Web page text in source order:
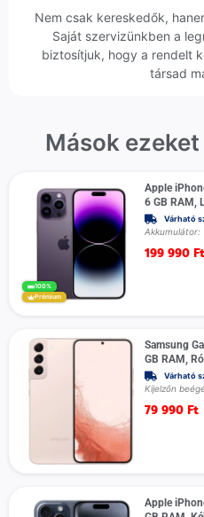
Nem csak kereskedők,
Saját szervizünkben a
biztosítjuk, hogy a rendelt
társad
Mások
100%
Prémium
Apple
6 GB RAM,
Várható
Akkumulátor:
199 990 Ft
Samsung
GB RAM,
Várható
Kijelzőn
79 990 Ft
Apple